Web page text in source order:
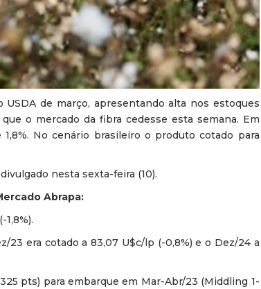
de março, apresentando alta nos estoques
o mercado da fibra cedesse esta semana. Em
No cenário brasileiro o produto cotado para
nesta sexta-feira (10).
Abrapa:
23 era cotado a 83,07 U$c/lp (-0,8%) e o Dez/24 a
pts) para embarque em Mar-Abr/23 (Middling 1-